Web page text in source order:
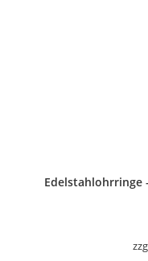
Edelstahlohrringe